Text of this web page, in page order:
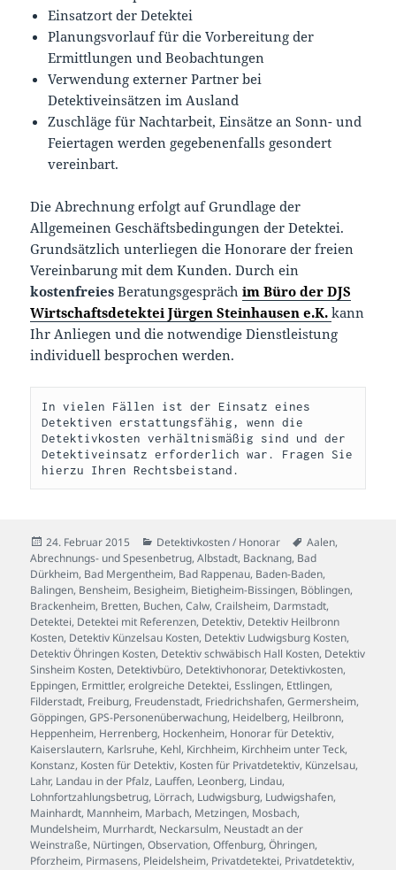
Einsatzort der Detektei
Planungsvorlauf für die Vorbereitung der
Ermittlungen und Beobachtungen
Verwendung externer Partner bei
Detektiveinsätzen im Ausland
Zuschläge für Nachtarbeit, Einsätze an Sonn- und
Feiertagen werden gegebenenfalls gesondert
vereinbart.
Die Abrechnung erfolgt auf Grundlage der
Allgemeinen Geschäftsbedingungen der Detektei.
Grundsätzlich unterliegen die Honorare der freien
Vereinbarung mit dem Kunden. Durch ein
kostenfreies Beratungsgesprächim Büro der DJS
Wirtschaftsdetektei Jürgen Steinhausen e.K. kann
Ihr Anliegen und die notwendige Dienstleistung
individuell besprochen werden.
In vielen Fällen ist der Einsatz eines
Detektiven erstattungsfähig, wenn die
Detektivkosten verhältnismäßig sind und der
Detektiveinsatz erforderlich war. Fragen Sie
hierzu Ihren Rechtsbeistand.
Veröffentlicht
am
24. Februar 2015 Kategorien
Detektivkosten / Honorar Schlagwörter
Aalen,
Abrechnungs- und Spesenbetrug,Albstadt, Backnang, Bad
Dürkheim, Bad Mergentheim, Bad Rappenau, Baden-Baden,
Balingen, Bensheim, Besigheim, Bietigheim-Bissingen, Böblingen,
Brackenheim, Bretten, Buchen,Calw,Crailsheim, Darmstadt,
Detektei, Detektei mit Referenzen, Detektiv, Detektiv Heilbronn
Kosten, Detektiv Künzelsau Kosten, Detektiv Ludwigsburg Kosten,
Detektiv Öhringen Kosten, Detektiv schwäbisch Hall Kosten, Detektiv
Sinsheim Kosten, Detektivbüro, Detektivhonorar, Detektivkosten,
Eppingen, Ermittler,erolgreiche Detektei, Esslingen, Ettlingen,
Filderstadt, Freiburg, Freudenstadt, Friedrichshafen,Germersheim,
Göppingen,GPS-Personenüberwachung, Heidelberg, Heilbronn,
Heppenheim, Herrenberg, Hockenheim, Honorar für Detektiv,
Kaiserslautern, Karlsruhe, Kehl, Kirchheim, Kirchheim unter Teck,
Konstanz, Kosten für Detektiv, Kosten für Privatdetektiv, Künzelsau,
Lahr, Landau in der Pfalz, Lauffen, Leonberg, Lindau,
Lohnfortzahlungsbetrug, Lörrach, Ludwigsburg, Ludwigshafen,
Mainhardt, Mannheim, Marbach, Metzingen, Mosbach,
Mundelsheim, Murrhardt, Neckarsulm, Neustadt an der
Weinstraße, Nürtingen,Observation,Offenburg,Öhringen,
Pforzheim, Pirmasens, Pleidelsheim, Privatdetektei, Privatdetektiv,